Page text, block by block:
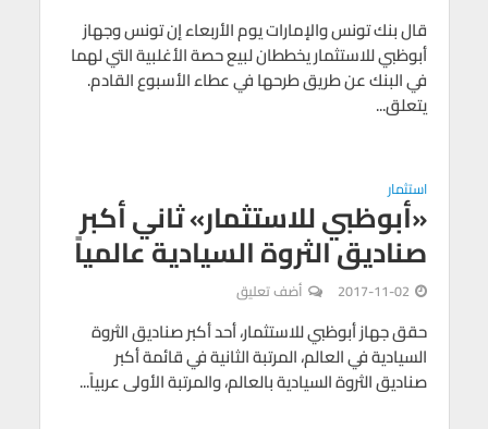
قال بنك تونس والإمارات يوم الأربعاء إن تونس وجهاز
أبوظبي للاستثمار يخططان لبيع حصة الأغلبية التي لهما
في البنك عن طريق طرحها في عطاء الأسبوع القادم.
يتعلق...
استثمار
«أبوظبي للاستثمار» ثاني أكبر
صناديق الثروة السيادية عالمياً
2017-11-02 أضف تعليق
حقق جهاز أبوظبي للاستثمار، أحد أكبر صناديق الثروة
السيادية في العالم، المرتبة الثانية في قائمة أكبر
صناديق الثروة السيادية بالعالم، والمرتبة الأولى عربياً...